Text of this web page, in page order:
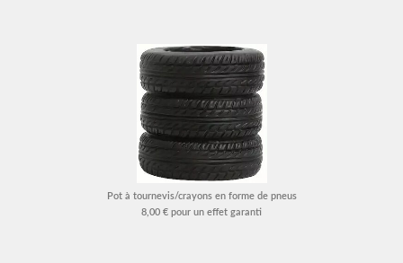
Pot à tournevis/crayons en forme de pneus
8,00 € pour un effet garanti